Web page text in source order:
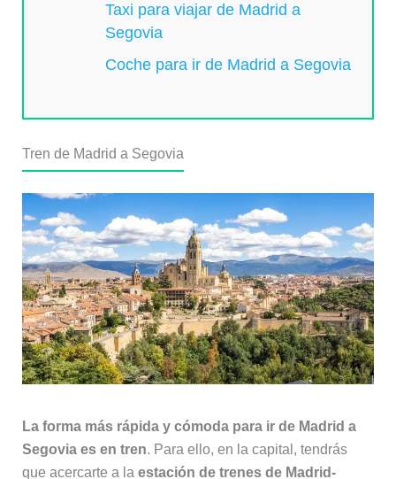
Taxi para viajar de Madrid a
Segovia
Coche para ir de Madrid a Segovia
Tren de Madrid a Segovia
La forma más rápida y cómoda para ir de Madrid a
Segovia es en tren. Para ello, en la capital, tendrás
que acercarte a la estación de trenes de Madrid-